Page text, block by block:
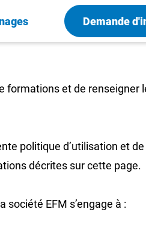
Demande
formations et de renseigner
politique d’utilisation et
décrites sur cette page.
EFM s’engage à :